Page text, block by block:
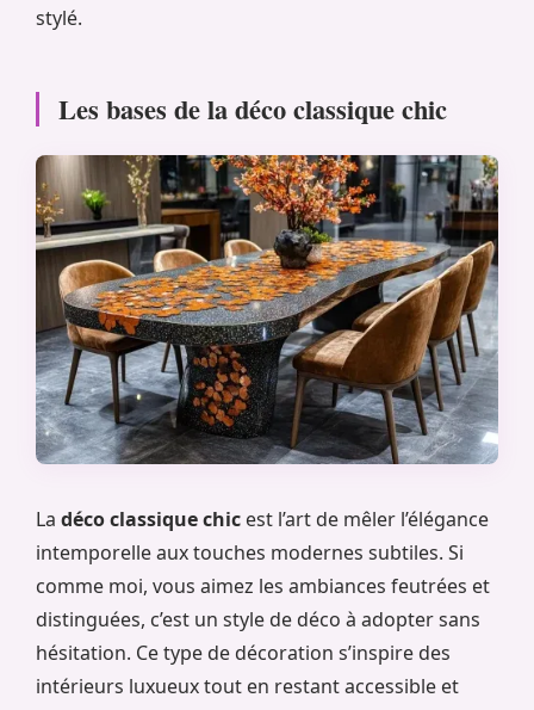
stylé.
Les bases de la déco classique chic
La déco classique chic est l’art de mêler l’élégance
intemporelle aux touches modernes subtiles. Si
comme moi, vous aimez les ambiances feutrées et
distinguées, c’est un style de déco à adopter sans
hésitation. Ce type de décoration s’inspire des
intérieurs luxueux tout en restant accessible et